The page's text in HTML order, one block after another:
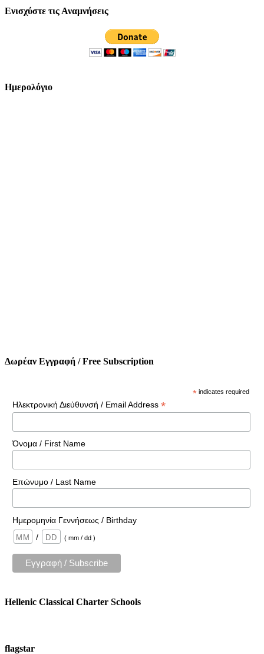
Ενισχύστε τις Αναμνήσεις
Ημερολόγιο
Δωρέαν Εγγραφή / Free Subscription
* indicates required
Ηλεκτρονική Διεύθυνσή / Email Address *
Όνομα / First Name
Επώνυμο / Last Name
Ημερομηνία Γεννήσεως / Birthday
/
( mm / dd )
Hellenic Classical Charter Schools
flagstar